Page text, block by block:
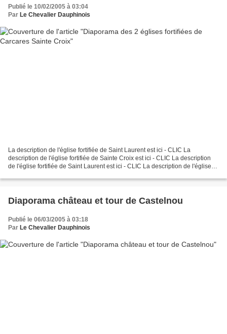
Publié le 10/02/2005 à 03:04
Par Le Chevalier Dauphinois
La description de l'église fortifiée de Saint Laurent est ici - CLIC La
description de l'église fortifiée de Sainte Croix est ici - CLIC La description
de l'église fortifiée de Saint Laurent est ici - CLIC La description de l'église
Diaporama château et tour de Castelnou
Publié le 06/03/2005 à 03:18
Par Le Chevalier Dauphinois